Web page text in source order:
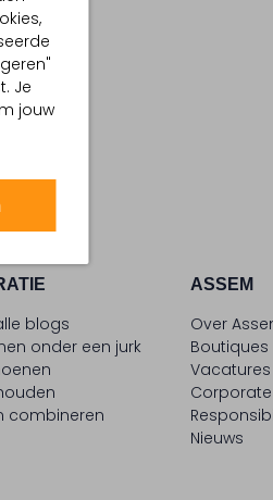
Je
jouw
blogs
onder een jurk
combineren
ASSEM
Over
Boutiques
Vacatures
Nieuws